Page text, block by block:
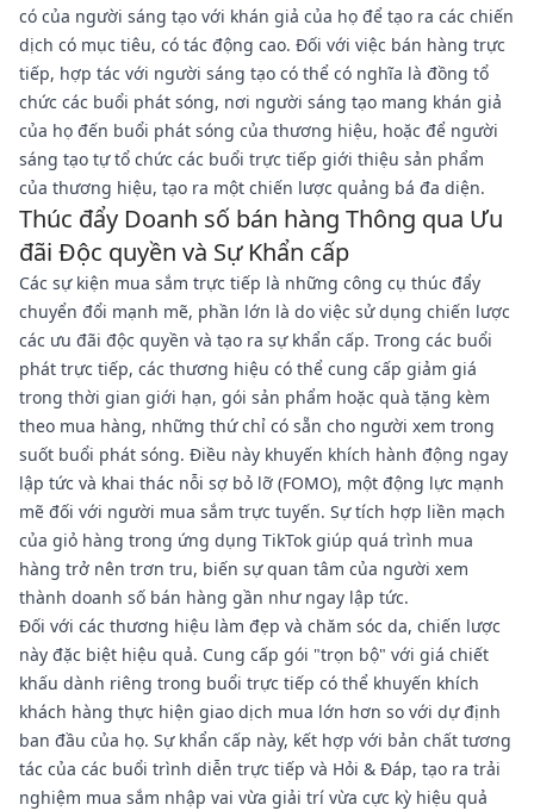
có của người sáng tạo với khán giả của họ để tạo ra các chiến
dịch có mục tiêu, có tác động cao. Đối với việc bán hàng trực
tiếp, hợp tác với người sáng tạo có thể có nghĩa là đồng tổ
chức các buổi phát sóng, nơi người sáng tạo mang khán giả
của họ đến buổi phát sóng của thương hiệu, hoặc để người
sáng tạo tự tổ chức các buổi trực tiếp giới thiệu sản phẩm
của thương hiệu, tạo ra một chiến lược quảng bá đa diện.
Thúc đẩy Doanh số bán hàng Thông qua Ưu
đãi Độc quyền và Sự Khẩn cấp
Các sự kiện mua sắm trực tiếp là những công cụ thúc đẩy
chuyển đổi mạnh mẽ, phần lớn là do việc sử dụng chiến lược
các ưu đãi độc quyền và tạo ra sự khẩn cấp. Trong các buổi
phát trực tiếp, các thương hiệu có thể cung cấp giảm giá
trong thời gian giới hạn, gói sản phẩm hoặc quà tặng kèm
theo mua hàng, những thứ chỉ có sẵn cho người xem trong
suốt buổi phát sóng. Điều này khuyến khích hành động ngay
lập tức và khai thác nỗi sợ bỏ lỡ (FOMO), một động lực mạnh
mẽ đối với người mua sắm trực tuyến. Sự tích hợp liền mạch
của giỏ hàng trong ứng dụng TikTok giúp quá trình mua
hàng trở nên trơn tru, biến sự quan tâm của người xem
thành doanh số bán hàng gần như ngay lập tức.
Đối với các thương hiệu làm đẹp và chăm sóc da, chiến lược
này đặc biệt hiệu quả. Cung cấp gói "trọn bộ" với giá chiết
khấu dành riêng trong buổi trực tiếp có thể khuyến khích
khách hàng thực hiện giao dịch mua lớn hơn so với dự định
ban đầu của họ. Sự khẩn cấp này, kết hợp với bản chất tương
tác của các buổi trình diễn trực tiếp và Hỏi & Đáp, tạo ra trải
nghiệm mua sắm nhập vai vừa giải trí vừa cực kỳ hiệu quả